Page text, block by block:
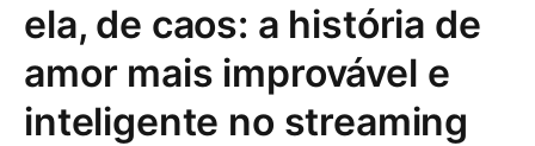
ela, de caos: a história de
amor mais improvável e
inteligente no streaming